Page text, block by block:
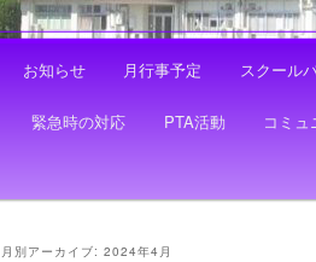
お知らせ 月行事予定 スクール
緊急時の対応 PTA活動 コミュ
月別アーカイブ: 2024年4月